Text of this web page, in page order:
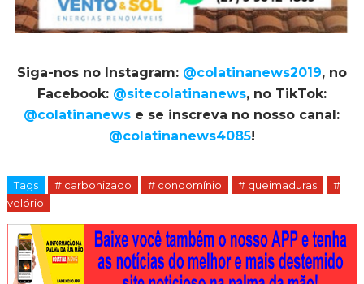
Siga-nos no Instagram: @colatinanews2019, no
Facebook: @sitecolatinanews, no TikTok:
@colatinanews e se inscreva no nosso canal:
@colatinanews4085!
Tags # carbonizado # condomínio # queimaduras
#
velório